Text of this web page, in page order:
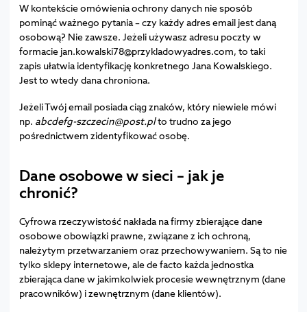
W kontekście omówienia ochrony danych nie sposób
pominąć ważnego pytania – czy każdy adres email jest daną
osobową? Nie zawsze. Jeżeli używasz adresu poczty w
formacie jan.kowalski78@przykladowyadres.com, to taki
zapis ułatwia identyfikację konkretnego Jana Kowalskiego.
Jest to wtedy dana chroniona.
Jeżeli Twój email posiada ciąg znaków, który niewiele mówi
np. abcdefg-szczecin@post.plto trudno za jego
pośrednictwem zidentyfikować osobę.
Dane osobowe w sieci – jak je
chronić?
Cyfrowa rzeczywistość nakłada na firmy zbierające dane
osobowe obowiązki prawne, związane z ich ochroną,
należytym przetwarzaniem oraz przechowywaniem. Są to nie
tylko sklepy internetowe, ale de facto każda jednostka
zbierająca dane w jakimkolwiek procesie wewnętrznym (dane
pracowników) i zewnętrznym (dane klientów).